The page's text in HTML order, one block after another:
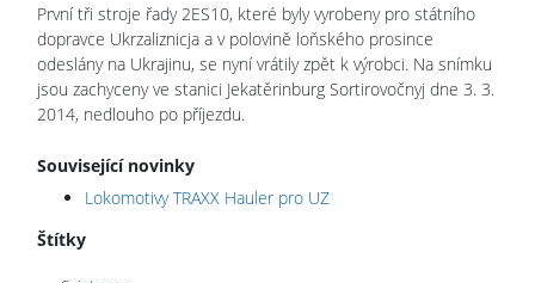
První tři stroje řady 2ES10, které byly vyrobeny pro státního
dopravce Ukrzaliznicja a v polovině loňského prosince
odeslány na Ukrajinu, se nyní vrátily zpět k výrobci. Na snímku
jsou zachyceny ve stanici Jekatěrinburg Sortirovočnyj dne 3. 3.
2014, nedlouho po příjezdu.
Související novinky
Lokomotivy TRAXX Hauler pro UZ
Štítky